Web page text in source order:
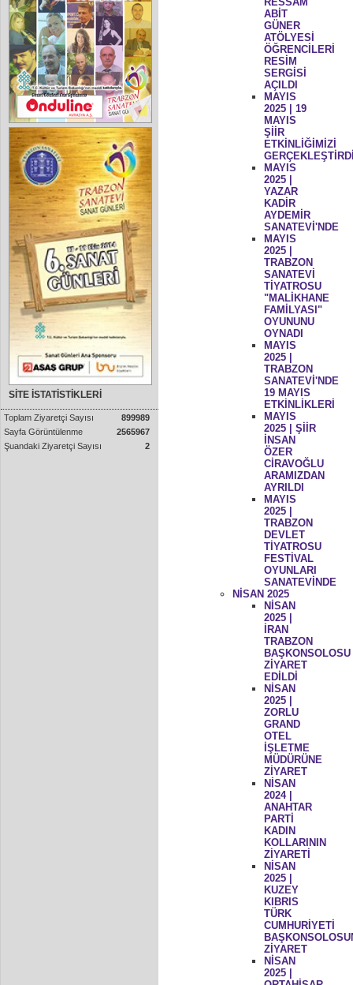
SİTE İSTATİSTİKLERİ
Toplam Ziyaretçi Sayısı
899989
Sayfa Görüntülenme
2565967
Şuandaki Ziyaretçi Sayısı
2
ABİT
GÜNER
ATÖLYESİ
ÖĞRENCİLERİ
RESİM
SERGİSİ
AÇILDI
MAYIS
2025 | 19
MAYIS
ŞİİR
ETKİNLİĞİMİZİ
MAYIS
2025 |
YAZAR
KADİR
AYDEMİR
SANATEVİ'NDE
MAYIS
2025 |
TRABZON
SANATEVİ
TİYATROSU
"MALİKHANE
FAMİLYASI"
OYUNUNU
OYNADI
MAYIS
2025 |
TRABZON
SANATEVİ'NDE
19 MAYIS
ETKİNLİKLERİ
MAYIS
2025 | ŞİİR
İNSAN
ÖZER
CİRAVOĞLU
ARAMIZDAN
AYRILDI
MAYIS
2025 |
TRABZON
DEVLET
TİYATROSU
FESTİVAL
OYUNLARI
SANATEVİNDE
NİSAN 2025
NİSAN
2025 |
İRAN
TRABZON
BAŞKONSOLOSU
ZİYARET
EDİLDİ
NİSAN
2025 |
ZORLU
GRAND
OTEL
İŞLETME
MÜDÜRÜNE
ZİYARET
NİSAN
2024 |
ANAHTAR
PARTİ
KADIN
KOLLARININ
ZİYARETİ
NİSAN
2025 |
KUZEY
KIBRIS
TÜRK
CUMHURİYETİ
ZİYARET
NİSAN
2025 |